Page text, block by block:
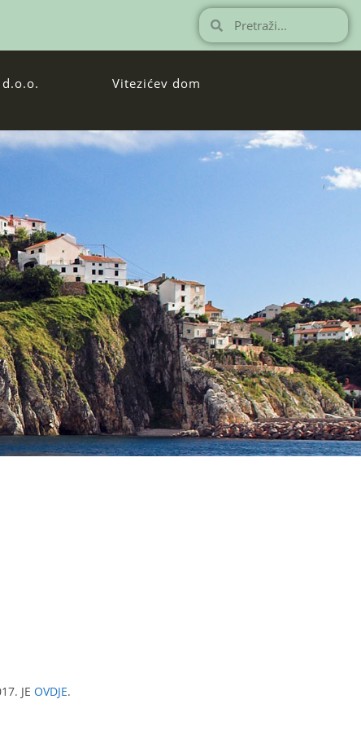
Vitezićev dom
JE OVDJE.